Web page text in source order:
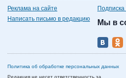
Реклама на сайте
Написать письмо в редакцию
Мы в
Политика об обработке персональных данных